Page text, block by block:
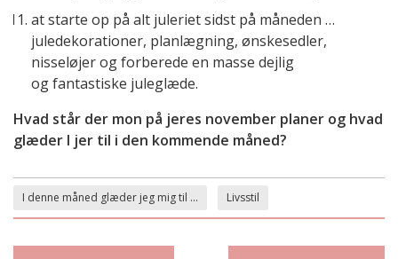
at starte op på alt juleriet sidst på måneden …
juledekorationer, planlægning, ønskesedler,
nisseløjer og forberede en masse dejlig
og fantastiske juleglæde.
Hvad står der mon på jeres november planer og hvad
glæder I jer til i den kommende måned?
I denne måned glæder jeg mig til ... Livsstil